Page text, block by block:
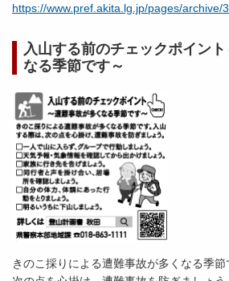
https://www.pref.akita.lg.jp/pages/archive/
入山する前のチェックポイン
なる季節です～
きのこ採りによる遭難事故が多くなる季節